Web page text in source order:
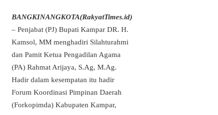
BANGKINANGKOTA(RakyatTimes.id)
– Penjabat (PJ) Bupati Kampar DR. H.
Kamsol, MM menghadiri Silahturahmi
dan Pamit Ketua Pengadilan Agama
(PA) Rahmat Arijaya, S.Ag, M.Ag.
Hadir dalam kesempatan itu hadir
Forum Koordinasi Pimpinan Daerah
(Forkopimda) Kabupaten Kampar,